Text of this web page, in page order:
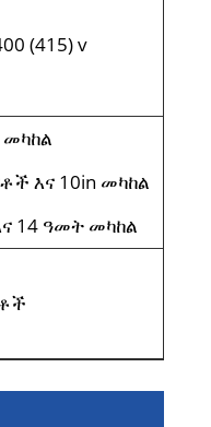
(415) v
መካከል
እና 10in መካከል
14 ዓመት መካከል